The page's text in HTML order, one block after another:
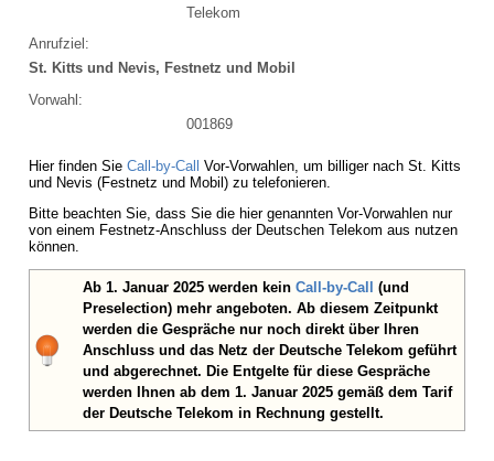
Telekom
Anrufziel:
St. Kitts und Nevis, Festnetz und Mobil
Vorwahl:
001869
Hier finden Sie Call-by-Call Vor-Vorwahlen, um billiger nach St. Kitts
und Nevis (Festnetz und Mobil) zu telefonieren.
Bitte beachten Sie, dass Sie die hier genannten Vor-Vorwahlen nur
von einem Festnetz-Anschluss der Deutschen Telekom aus nutzen
können.
Ab 1. Januar 2025 werden kein Call-by-Call
(und
Preselection) mehr angeboten. Ab diesem Zeitpunkt
werden die Gespräche nur noch direkt über Ihren
Anschluss und das Netz der Deutsche Telekom geführt
und abgerechnet. Die Entgelte für diese Gespräche
werden Ihnen ab dem 1. Januar 2025 gemäß dem Tarif
der Deutsche Telekom in Rechnung gestellt.